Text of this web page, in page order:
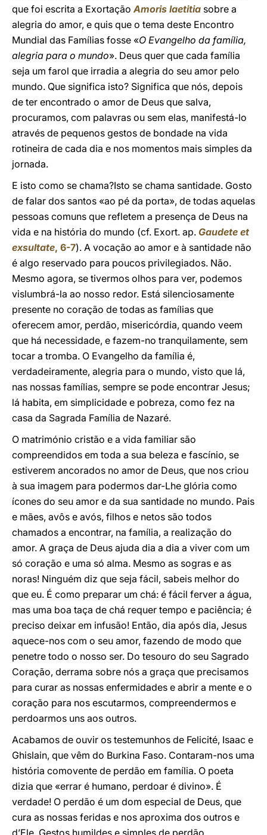
que foi escrita a ExortaçãoAmoris laetitia sobre a
alegria do amor, e quis que o tema deste Encontro
Mundial das Famílias fosse «O Evangelho da família,
alegria para o mundo». Deus quer que cada família
seja um farol que irradia a alegria do seu amor pelo
mundo. Que significa isto? Significa que nós, depois
de ter encontrado o amor de Deus que salva,
procuramos, com palavras ou sem elas, manifestá-lo
através de pequenos gestos de bondade na vida
rotineira de cada dia e nos momentos mais simples da
jornada.
E isto como se chama?Isto se chama santidade. Gosto
de falar dos santos «ao pé da porta», de todas aquelas
pessoas comuns que refletem a presença de Deus na
vida e na história do mundo (cf. Exort. ap. Gaudete et
exsultate, 6-7). A vocação ao amor e à santidade não
é algo reservado para poucos privilegiados. Não.
Mesmo agora, se tivermos olhos para ver, podemos
vislumbrá-la ao nosso redor. Está silenciosamente
presente no coração de todas as famílias que
oferecem amor, perdão, misericórdia, quando veem
que há necessidade, e fazem-no tranquilamente, sem
tocar a tromba. O Evangelho da família é,
verdadeiramente, alegria para o mundo, visto que lá,
nas nossas famílias, sempre se pode encontrar Jesus;
lá habita, em simplicidade e pobreza, como fez na
casa da Sagrada Família de Nazaré.
O matrimónio cristão e a vida familiar são
compreendidos em toda a sua beleza e fascínio, se
estiverem ancorados no amor de Deus, que nos criou
à sua imagem para podermos dar-Lhe glória como
ícones do seu amor e da sua santidade no mundo. Pais
e mães, avôs e avós, filhos e netos são todos
chamados a encontrar, na família, a realização do
amor. A graça de Deus ajuda dia a dia a viver com um
só coração e uma só alma. Mesmo as sogras e as
noras! Ninguém diz que seja fácil, sabeis melhor do
que eu. É como preparar um chá: é fácil ferver a água,
mas uma boa taça de chá requer tempo e paciência; é
preciso deixar em infusão! Então, dia após dia, Jesus
aquece-nos com o seu amor, fazendo de modo que
penetre todo o nosso ser. Do tesouro do seu Sagrado
Coração, derrama sobre nós a graça que precisamos
para curar as nossas enfermidades e abrir a mente e o
coração para nos escutarmos, compreendermos e
perdoarmos uns aos outros.
Acabamos de ouvir os testemunhos de Felicité, Isaac e
Ghislain, que vêm do Burkina Faso. Contaram-nos uma
história comovente de perdão em família. O poeta
dizia que «errar é humano, perdoar é divino». É
verdade! O perdão é um dom especial de Deus, que
cura as nossas feridas e nos aproxima dos outros e
d’Ele. Gestos humildes e simples de perdão,